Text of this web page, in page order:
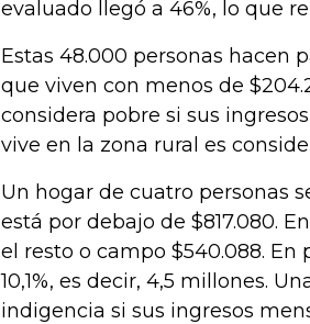
evaluado llegó a 46%, lo que
Estas 48.000 personas hacen
que viven con menos de
considera pobre si sus
vive en la zona rural es
Un hogar de cuatro personas
está por debajo de $817.080.
el resto o campo $540.088.
10,1%, es decir, 4,5 millones.
indigencia si sus ingresos